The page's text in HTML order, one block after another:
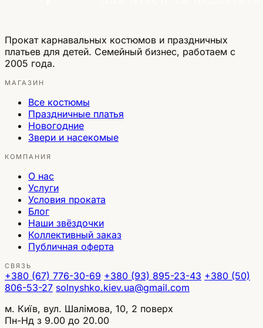
Прокат карнавальных костюмов и праздничных
платьев для детей. Семейный бизнес, работаем с
2005 года.
МАГАЗИН
Все костюмы
Праздничные платья
Новогодние
Звери и насекомые
КОМПАНИЯ
О нас
Услуги
Условия проката
Блог
Наши звёздочки
Коллективный заказ
Публичная оферта
СВЯЗЬ
+380 (67) 776-30-69 +380 (93) 895-23-43 +380 (50)
806-53-27 solnyshko.kiev.ua@gmail.com
м. Київ, вул. Шалімова, 10, 2 поверх
Пн-Нд з 9.00 до 20.00